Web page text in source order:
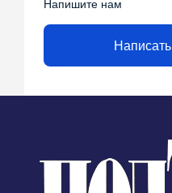
Напишите нам
Написать